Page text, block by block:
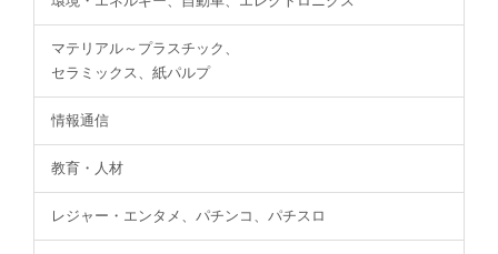
マテリアル～プラスチック、
セラミックス、紙パルプ
情報通信
教育・人材
レジャー・エンタメ、パチンコ、パチスロ